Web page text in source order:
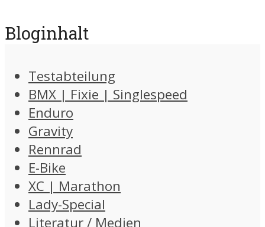
Bloginhalt
Testabteilung
BMX | Fixie | Singlespeed
Enduro
Gravity
Rennrad
E-Bike
XC | Marathon
Lady-Special
Literatur / Medien